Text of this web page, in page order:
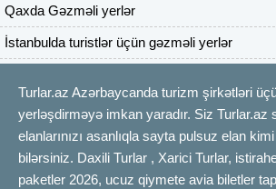
Qaxda Gəzməli yerlər
İstanbulda turistlər üçün gəzməli yerlər
Turlar.az Azərbaycanda turizm şirkətləri
yerləşdirməyə imkan yaradır. Siz Turlar.az
elanlarınızı asanlıqla sayta pulsuz elan
bilərsiniz. Daxili Turlar , Xarici Turlar,
paketler 2026, ucuz qiymete avia biletler